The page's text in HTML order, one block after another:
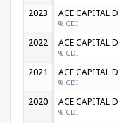
2023 ACE CAPITAL
% CDI
2022 ACE CAPITAL
% CDI
2021 ACE CAPITAL
% CDI
2020 ACE CAPITAL
% CDI